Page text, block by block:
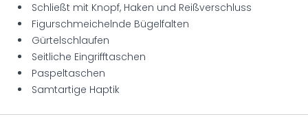
Schließt mit Knopf, Haken und Reißverschluss
Figurschmeichelnde Bügelfalten
Gürtelschlaufen
Seitliche Eingrifftaschen
Paspeltaschen
Samtartige Haptik